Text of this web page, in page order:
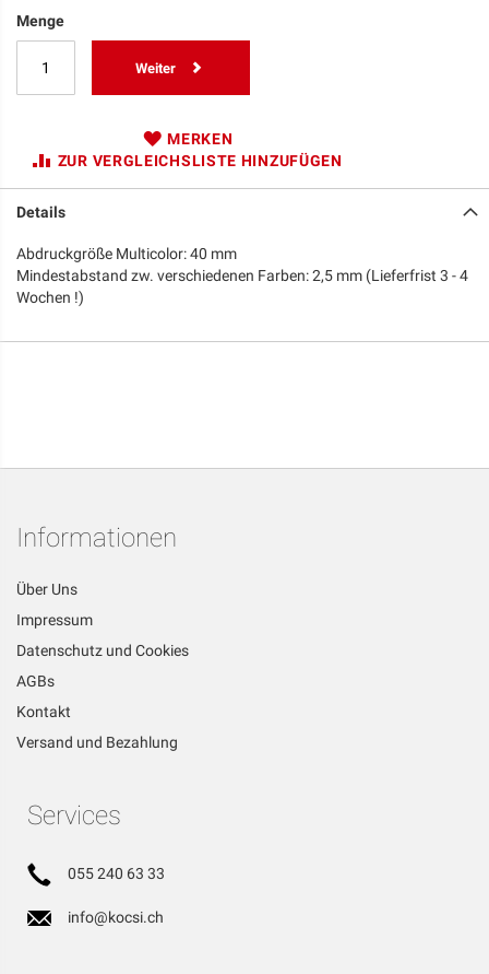
Menge
Weiter
MERKEN
ZUR VERGLEICHSLISTE HINZUFÜGEN
Details
Abdruckgröße Multicolor: 40 mm
Mindestabstand zw. verschiedenen Farben: 2,5 mm (Lieferfrist 3 - 4
Wochen !)
Informationen
Über Uns
Impressum
Datenschutz und Cookies
AGBs
Kontakt
Versand und Bezahlung
Services
055 240 63 33
info@kocsi.ch